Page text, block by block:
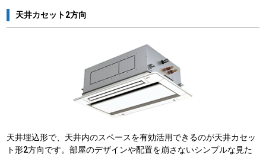
天井カセット2方向
天井埋込形で、天井内のスペースを有効活用できるのが天井カセッ
ト形2方向です。部屋のデザインや配置を崩さないシンプルな見た